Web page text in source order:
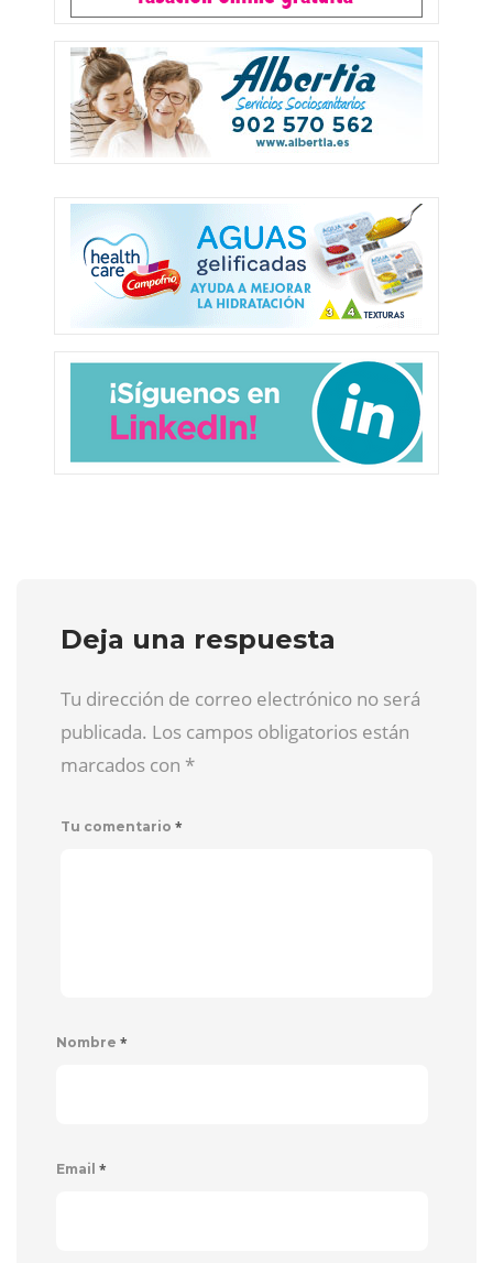
Deja una respuesta
Tu dirección de correo electrónico no será
publicada. Los campos obligatorios están
marcados con *
Tu comentario *
Nombre *
Email *